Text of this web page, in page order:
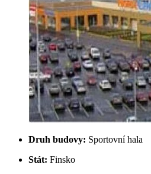
Druh budovy: Sportovní hala
Stát: Finsko